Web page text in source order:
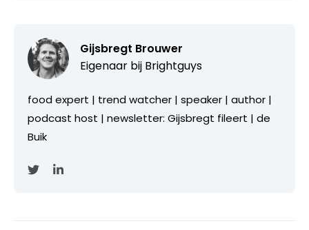
Gijsbregt Brouwer
Eigenaar bij Brightguys
food expert | trend watcher | speaker | author |
podcast host | newsletter: Gijsbregt fileert | de
Buik